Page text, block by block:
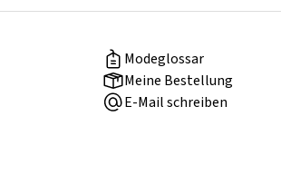
Modeglossar
Meine Bestellung
E-Mail schreiben